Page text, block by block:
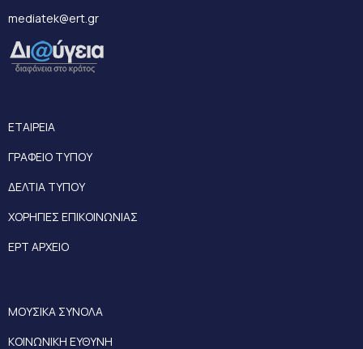
mediatek@ert.gr
ΕΤΑΙΡΕΙΑ
ΓΡΑΦΕΙΟ ΤΥΠΟΥ
ΔΕΛΤΙΑ ΤΥΠΟΥ
ΧΟΡΗΓΙΕΣ ΕΠΙΚΟΙΝΩΝΙΑΣ
ΕΡΤ ΑΡΧΕΙΟ
ΜΟΥΣΙΚΑ ΣΥΝΟΛΑ
ΚΟΙΝΩΝΙΚΗ ΕΥΘΥΝΗ